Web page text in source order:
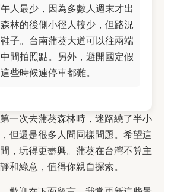
人最少，因為多數人週末才出
林的後側小徑人較少，但路況
子。台南蒲葵大道可以往兩端
間拍照點。另外，避開國定假
些時候連停車都難。
一次去蒲葵森林時，迷路繞了半小
但還是很多人問同樣問題。希望這
，玩得更盡興。蒲葵在台灣不算主
和綠意，值得你親自探索。